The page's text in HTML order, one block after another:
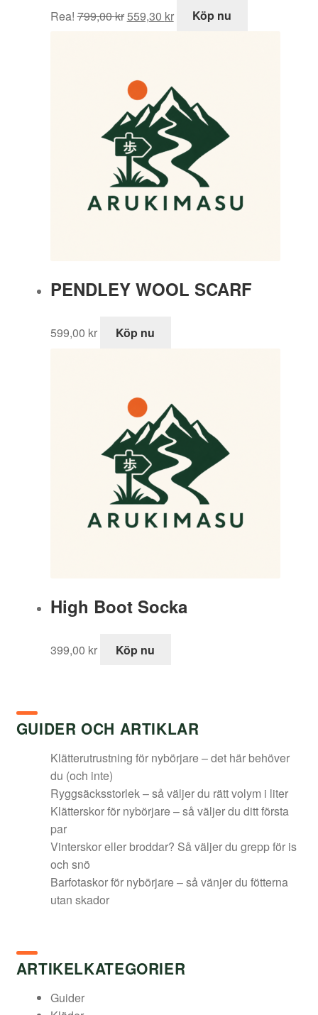
Rea! 799,00kr
ursprungliga
799,00 kr.
559,30 kr
nuvarande
Köp nu
PENDLEY WOOL SCARF
599,00 kr Köp nu
High Boot Socka
399,00 kr Köp nu
GUIDER OCH ARTIKLAR
Klätterutrustning för nybörjare – det här behöver
du (och inte)
Ryggsäcksstorlek – så väljer du rätt volym i liter
Klätterskor för nybörjare – så väljer du ditt första
par
Vinterskor eller broddar? Så väljer du grepp för is
och snö
Barfotaskor för nybörjare – så vänjer du fötterna
utan skador
ARTIKELKATEGORIER
Guider